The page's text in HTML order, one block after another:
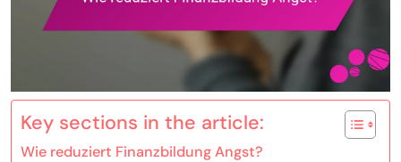
Key sections in the article:
Wie reduziert Finanzbildung Angst?